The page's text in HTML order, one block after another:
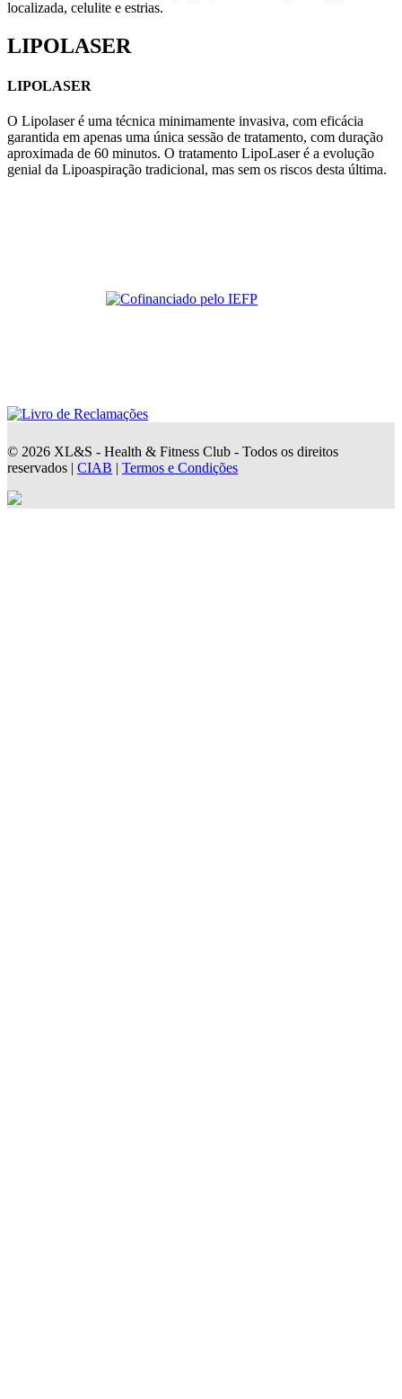
localizada, celulite e estrias.
LIPOLASER
LIPOLASER
O Lipolaser é uma técnica minimamente invasiva, com eficácia
garantida em apenas uma única sessão de tratamento, com duração
aproximada de 60 minutos. O tratamento LipoLaser é a evolução
genial da Lipoaspiração tradicional, mas sem os riscos desta última.
© 2026 XL&S - Health & Fitness Club - Todos os direitos
reservados | CIAB | Termos e Condições